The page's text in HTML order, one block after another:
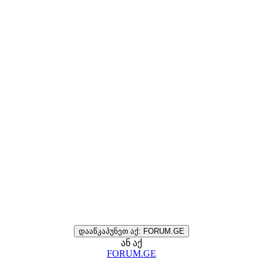
დააწკაპუნეთ აქ: FORUM.GE
ან აქ
FORUM.GE